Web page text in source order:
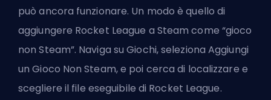
può ancora funzionare. Un modo è quello di
aggiungere Rocket League a Steam come “gioco
non Steam”. Naviga su Giochi, seleziona Aggiungi
un Gioco Non Steam, e poi cerca di localizzare e
scegliere il file eseguibile di Rocket League.